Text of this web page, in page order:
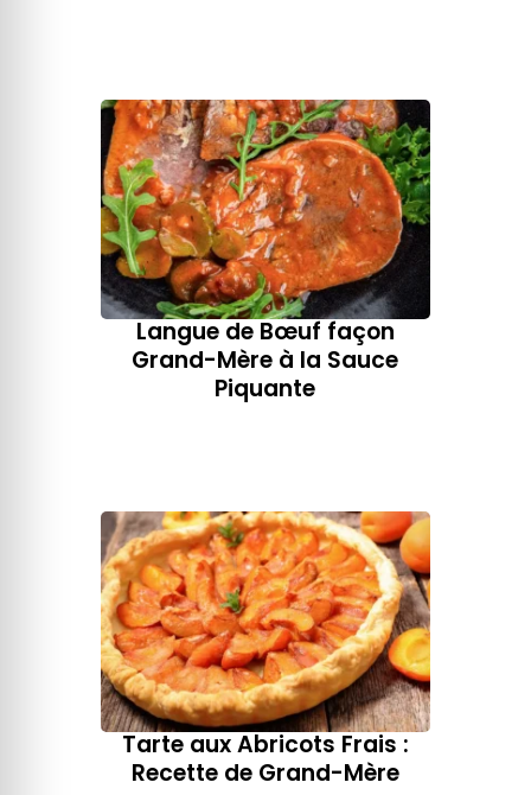
Langue de Bœuf façon
Grand-Mère​ à la Sauce
Piquante
Tarte aux Abricots Frais :
Recette de Grand-Mère